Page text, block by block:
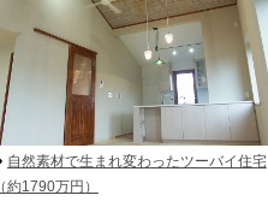
自然素材で生まれ変わったツーバイ住宅
（約1790万円）